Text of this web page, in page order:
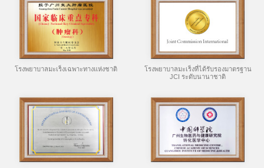
โรงพยาบาลมะเร็งเฉพาะทางแห่งชาติ
โรงพยาบาลมะเร็งที่ได้รับรองมาตรฐาน
JCI ระดับนานาชาติ